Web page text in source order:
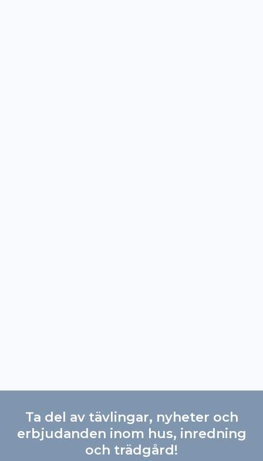
Ta del av tävlingar, nyheter och
erbjudanden inom hus, inredning
och trädgård!